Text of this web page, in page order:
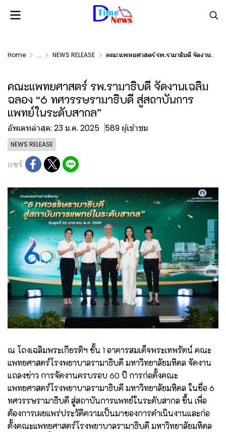
Home ... NEWS RELEASE คณะแพทยศาสตร์ รพ.รามาธิบดี จัดงานเฉลิมฉลอง “6 ทศวรรษรามาธิบดี สู่สถาบันการแพทย์ในระดับสากล”
คณะแพทยศาสตร์ รพ.รามาธิบดี จัดงานเฉลิม
ฉลอง “6 ทศวรรษรามาธิบดี สู่สถาบันการ
แพทย์ในระดับสากล”
อัพเดทล่าสุด: 23 ม.ค. 2025 589 ผู้เข้าชม
NEWS RELEASE
แชร์
ณ โถงเฉลิมพระเกียรติฯ ชั้น 1 อาคารสมเด็จพระเทพรัตน์ คณะ
แพทยศาสตร์โรงพยาบาลรามาธิบดี มหาวิทยาลัยมหิดล จัดงาน
แถลงข่าว การจัดงานครบรอบ 60 ปี การก่อตั้งคณะ
แพทยศาสตร์โรงพยาบาลรามาธิบดี มหาวิทยาลัยมหิดล ในชื่อ 6
ทศวรรษรามาธิบดี สู่สถาบันการแพทย์ในระดับสากล ขึ้น เพื่อ
ต้องการเผยแพร่ประวัติความเป็นมาของการดำเนินงานและก่อ
ตั้งคณะแพทยศาสตร์โรงพยาบาลรามาธิบดี มหาวิทยาลัยมหิดล